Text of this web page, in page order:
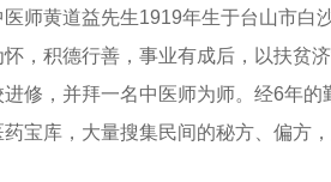
师黄道益先生1919年生于台山市白
，积德行善，事业有成后，以扶贫
修，并拜一名中医师为师。经6年
宝库，大量搜集民间的秘方、偏方